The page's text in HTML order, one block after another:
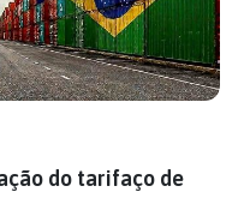
do tarifaço de